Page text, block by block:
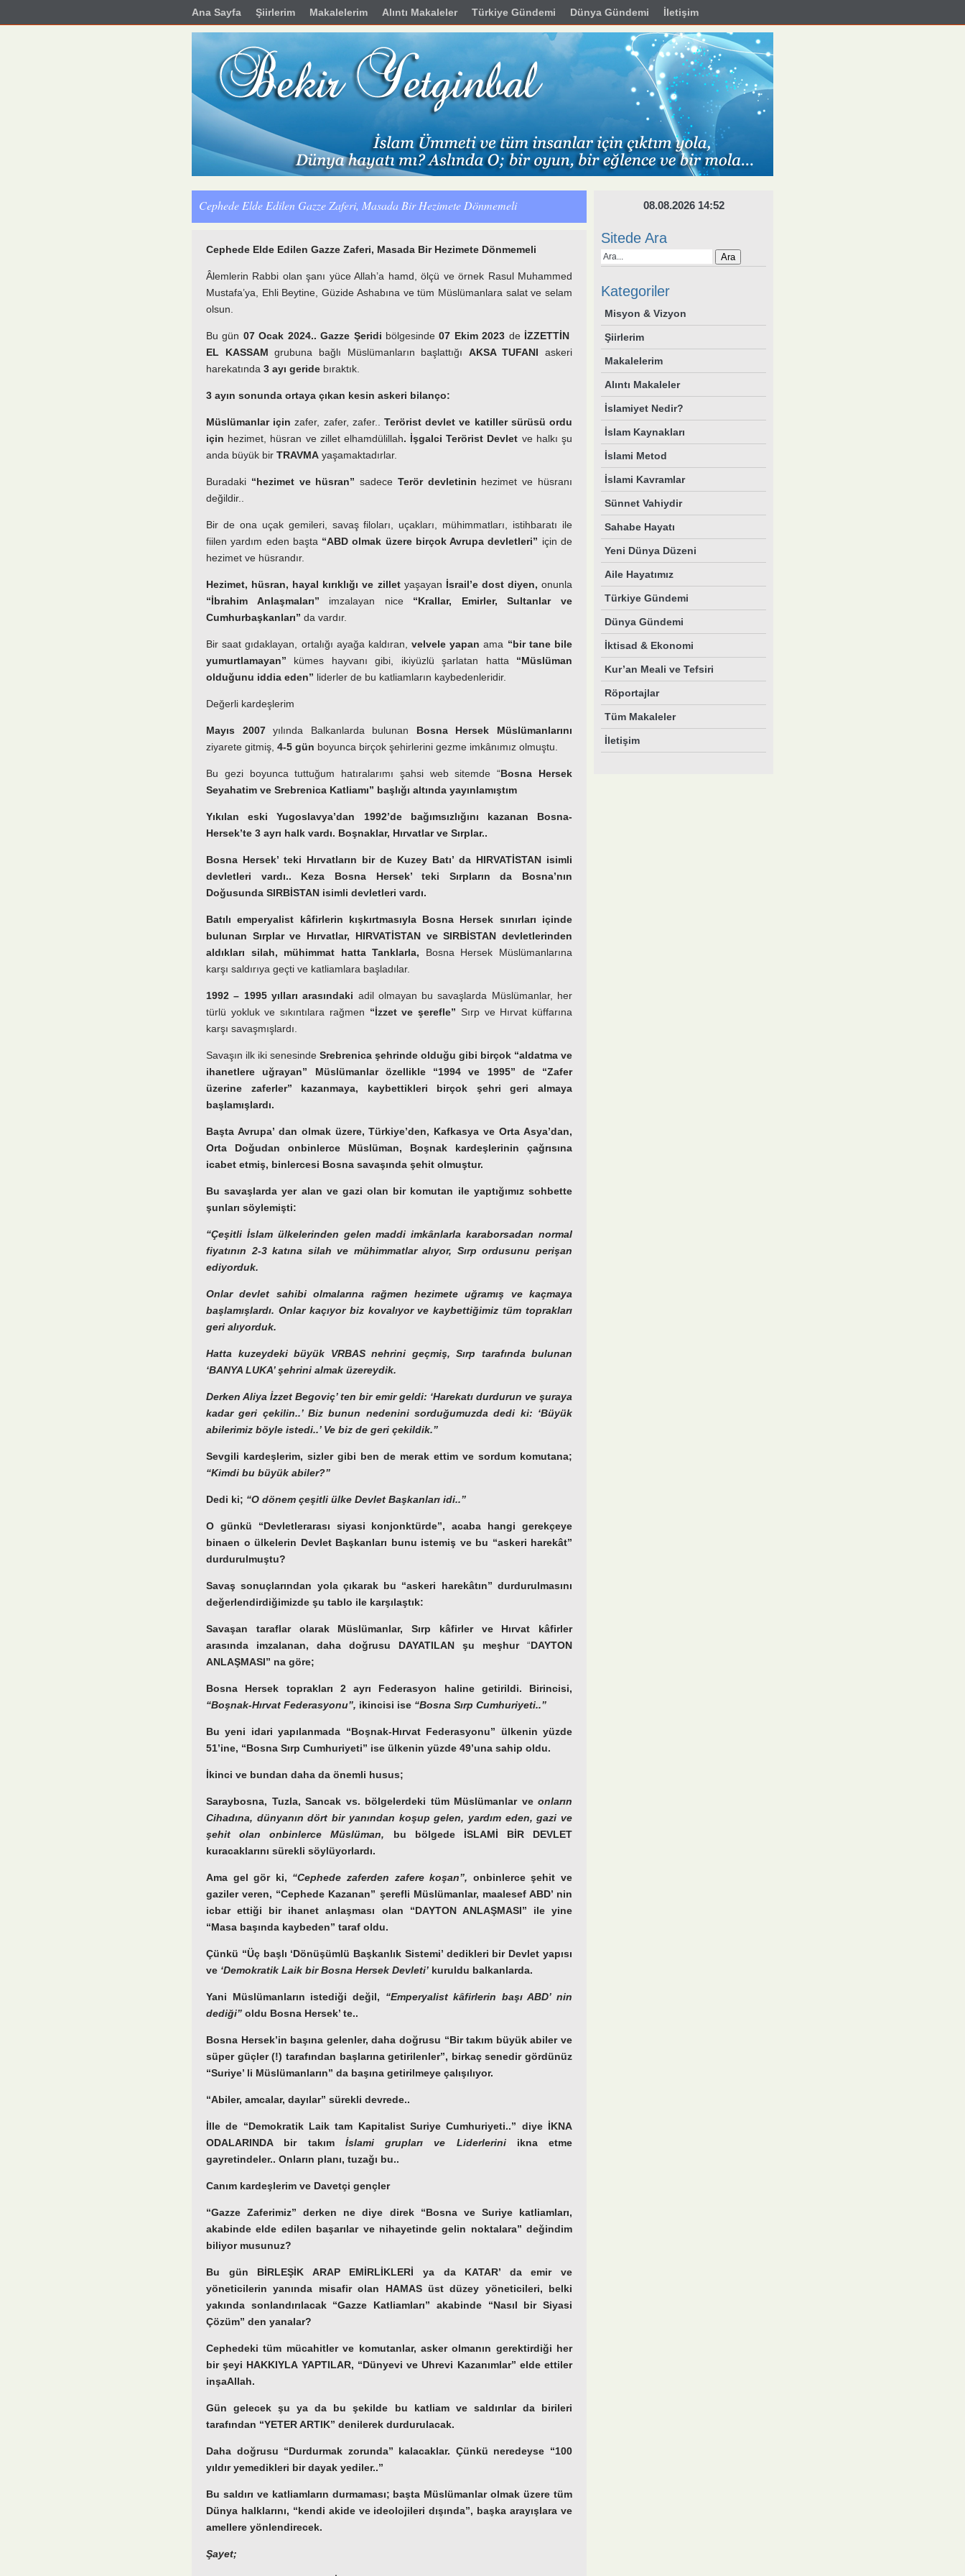
Ana Sayfa Şiirlerim Makalelerim Alıntı Makaleler Türkiye Gündemi Dünya Gündemi İletişim
Cephede Elde Edilen Gazze Zaferi, Masada Bir Hezimete Dönmemeli
Cephede Elde Edilen Gazze Zaferi, Masada Bir Hezimete Dönmemeli
Âlemlerin Rabbi olan şanı yüce Allah’a hamd, ölçü ve örnek Rasul Muhammed
Mustafa’ya, Ehli Beytine, Güzide Ashabına ve tüm Müslümanlara salat ve selam
olsun.
Bu gün 07 Ocak 2024.. Gazze Şeridi bölgesinde07 Ekim 2023 de İZZETTİN
EL KASSAM grubuna bağlı Müslümanların başlattığı AKSA TUFANI askeri
harekatında 3 ayı geride bıraktık.
3 ayın sonunda ortaya çıkan kesin askeri bilanço:
Müslümanlar için zafer, zafer, zafer..
Terörist devlet ve katiller sürüsü ordu
için hezimet, hüsran ve zillet elhamdülillah. İşgalci Terörist Devlet ve halkı şu
anda büyük bir TRAVMA yaşamaktadırlar.
Buradaki “hezimet ve hüsran” sadece Terör devletinin hezimet ve hüsranı
değildir..
Bir de ona uçak gemileri, savaş filoları, uçakları, mühimmatları, istihbaratı ile
fiilen yardım eden başta “ABD olmak üzere birçok Avrupa devletleri” için de
hezimet ve hüsrandır.
Hezimet, hüsran, hayal kırıklığı ve zilletyaşayan İsrail’e dost diyen, onunla
“İbrahim Anlaşmaları” imzalayan nice “Krallar, Emirler, Sultanlar ve
Cumhurbaşkanları” da vardır.
Bir saat gıdaklayan, ortalığı ayağa kaldıran,velvele yapan ama “bir tane bile
yumurtlamayan” kümes hayvanı gibi, ikiyüzlü şarlatan hatta “Müslüman
olduğunu iddia eden” liderler de bu katliamların kaybedenleridir.
Değerli kardeşlerim
Mayıs 2007yılında Balkanlarda bulunan Bosna Hersek Müslümanlarını
ziyarete gitmiş, 4-5 gün boyunca birçok şehirlerini gezme imkânımız olmuştu.
Bu gezi boyunca tuttuğum hatıralarımı şahsi web sitemde “Bosna Hersek
Seyahatim ve Srebrenica Katliamı” başlığı altında yayınlamıştım
Yıkılan eski Yugoslavya’dan 1992’de bağımsızlığını kazanan Bosna-
Hersek’te 3 ayrı halk vardı. Boşnaklar, Hırvatlar ve Sırplar..
Bosna Hersek’ teki Hırvatların bir de Kuzey Batı’ da HIRVATİSTAN isimli
devletleri vardı.. Keza
Bosna Hersek’ teki Sırpların da Bosna’nın
Doğusunda SIRBİSTAN isimli devletleri vardı.
Batılı emperyalist kâfirlerin kışkırtmasıyla Bosna Hersek sınırları içinde
bulunan Sırplar ve Hırvatlar, HIRVATİSTAN ve SIRBİSTAN devletlerinden
aldıkları silah, mühimmat hatta Tanklarla, Bosna Hersek Müslümanlarına
karşı saldırıya geçti ve katliamlara başladılar.
1992 – 1995 yılları arasındaki adil olmayan bu savaşlarda Müslümanlar, her
türlü yokluk ve sıkıntılara rağmen “İzzet ve şerefle” Sırp ve Hırvat küffarına
karşı savaşmışlardı.
Savaşın ilk iki senesinde Srebrenica şehrinde olduğu gibi birçok “aldatma ve
ihanetlere uğrayan” Müslümanlar özellikle “1994 ve 1995” de “Zafer
üzerine zaferler” kazanmaya, kaybettikleri birçok şehri geri almaya
başlamışlardı.
Başta Avrupa’ dan olmak üzere, Türkiye’den, Kafkasya ve Orta Asya’dan,
Orta Doğudan onbinlerce Müslüman, Boşnak kardeşlerinin çağrısına
icabet etmiş, binlercesi Bosna savaşında şehit olmuştur.
Bu savaşlarda yer alan ve gazi olan bir komutan ile yaptığımız sohbette
şunları söylemişti:
“Çeşitli İslam ülkelerinden gelen maddi imkânlarla karaborsadan normal
fiyatının 2-3 katına silah ve mühimmatlar alıyor, Sırp ordusunu perişan
ediyorduk.
Onlar devlet sahibi olmalarına rağmen hezimete uğramış ve kaçmaya
başlamışlardı. Onlar kaçıyor biz kovalıyor ve kaybettiğimiz tüm toprakları
geri alıyorduk.
Hatta kuzeydeki büyük VRBAS nehrini geçmiş, Sırp tarafında bulunan
‘BANYA LUKA’şehrini almak üzereydik.
Derken Aliya İzzet Begoviç’ ten bir emir geldi: ‘Harekatı durdurun ve şuraya
kadar geri çekilin..’ Biz bunun nedenini sorduğumuzda dedi ki: ‘Büyük
abilerimiz böyle istedi..’ Ve biz de geri çekildik.”
Sevgili kardeşlerim, sizler gibi ben de merak ettim ve sordum komutana;
“Kimdi bu büyük abiler?”
Dedi ki; “O dönem çeşitli ülke Devlet Başkanları idi..”
O günkü “Devletlerarası siyasi konjonktürde”, acaba hangi gerekçeye
binaen o ülkelerin Devlet Başkanları bunu istemiş ve bu “askeri harekât”
durdurulmuştu?
Savaş sonuçlarından yola çıkarak bu “askeri harekâtın” durdurulmasını
değerlendirdiğimizde şu tablo ile karşılaştık:
Savaşan taraflar olarak Müslümanlar, Sırp kâfirler ve Hırvat kâfirler
arasında imzalanan, daha doğrusu DAYATILAN şu meşhur“DAYTON
ANLAŞMASI” na göre;
Bosna Hersek toprakları 2 ayrı Federasyon haline getirildi. Birincisi,
“Boşnak-Hırvat Federasyonu”, ikincisi ise “Bosna Sırp Cumhuriyeti..”
Bu yeni idari yapılanmada “Boşnak-Hırvat Federasyonu” ülkenin yüzde
51’ine, “Bosna Sırp Cumhuriyeti” ise ülkenin yüzde 49’una sahip oldu.
İkinci ve bundan daha da önemli husus;
Saraybosna, Tuzla, Sancak vs. bölgelerdeki tüm Müslümanlar ve onların
Cihadına, dünyanın dört bir yanından koşup gelen, yardım eden, gazi ve
şehit olan onbinlerce Müslüman, bu bölgede İSLAMİ BİR DEVLET
kuracaklarını sürekli söylüyorlardı.
Ama gel gör ki, “Cephede zaferden zafere koşan”, onbinlerce şehit ve
gaziler veren, “Cephede Kazanan” şerefli Müslümanlar, maalesef ABD’ nin
icbar ettiği bir ihanet anlaşması olan “DAYTON ANLAŞMASI” ile yine
“Masa başında kaybeden” taraf oldu.
Çünkü “Üç başlı ‘Dönüşümlü Başkanlık Sistemi’ dedikleri bir Devlet yapısı
ve ‘Demokratik Laik bir Bosna Hersek Devleti’ kuruldu balkanlarda.
Yani Müslümanların istediği değil, “Emperyalist kâfirlerin başı ABD’ nin
dediği” oldu Bosna Hersek’ te..
Bosna Hersek’in başına gelenler, daha doğrusu “Bir takım büyük abiler ve
süper güçler (!) tarafından başlarına getirilenler”, birkaç senedir gördünüz
“Suriye’ li Müslümanların” da başına getirilmeye çalışılıyor.
“Abiler, amcalar, dayılar” sürekli devrede..
İlle de “Demokratik Laik tam Kapitalist Suriye Cumhuriyeti..” diye İKNA
ODALARINDA bir takım İslami grupları ve Liderleriniikna etme
gayretindeler.. Onların planı, tuzağı bu..
Canım kardeşlerim ve Davetçi gençler
“Gazze Zaferimiz” derken ne diye direk “Bosna ve Suriye katliamları,
akabinde elde edilen başarılar ve nihayetinde gelin noktalara” değindim
biliyor musunuz?
Bu gün BİRLEŞİK ARAP EMİRLİKLERİ ya da KATAR’ da emir ve
yöneticilerin yanında misafir olan HAMAS üst düzey yöneticileri, belki
yakında sonlandırılacak “Gazze Katliamları” akabinde “Nasıl bir Siyasi
Çözüm” den yanalar?
Cephedeki tüm mücahitler ve komutanlar, asker olmanın gerektirdiği her
bir şeyi HAKKIYLA YAPTILAR, “Dünyevi ve Uhrevi Kazanımlar” elde ettiler
inşaAllah.
Gün gelecek şu ya da bu şekilde bu katliam ve saldırılar da birileri
tarafından “YETER ARTIK” denilerek durdurulacak.
Daha doğrusu “Durdurmak zorunda” kalacaklar. Çünkü neredeyse “100
yıldır yemedikleri bir dayak yediler..”
Bu saldırı ve katliamların durmaması; başta Müslümanlar olmak üzere tüm
Dünya halklarını, “kendi akide ve ideolojileri dışında”, başka arayışlara ve
amellere yönlendirecek.
Şayet;
08.08.2026 14:52
Sitede Ara
Kategoriler
Misyon & Vizyon
Şiirlerim
Makalelerim
Alıntı Makaleler
İslamiyet Nedir?
İslam Kaynakları
İslami Metod
İslami Kavramlar
Sünnet Vahiydir
Sahabe Hayatı
Yeni Dünya Düzeni
Aile Hayatımız
Türkiye Gündemi
Dünya Gündemi
İktisad & Ekonomi
Kur’an Meali ve Tefsiri
Röportajlar
Tüm Makaleler
İletişim